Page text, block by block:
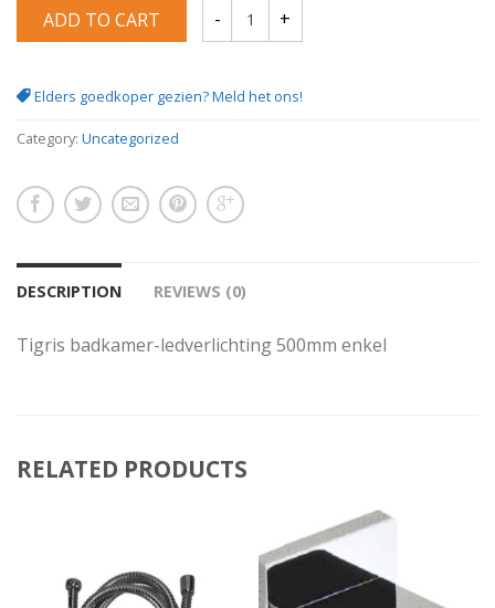
ADD TO CART
Elders goedkoper gezien? Meld het ons!
Category: Uncategorized
DESCRIPTION REVIEWS (0)
Tigris badkamer-ledverlichting 500mm enkel
RELATED PRODUCTS